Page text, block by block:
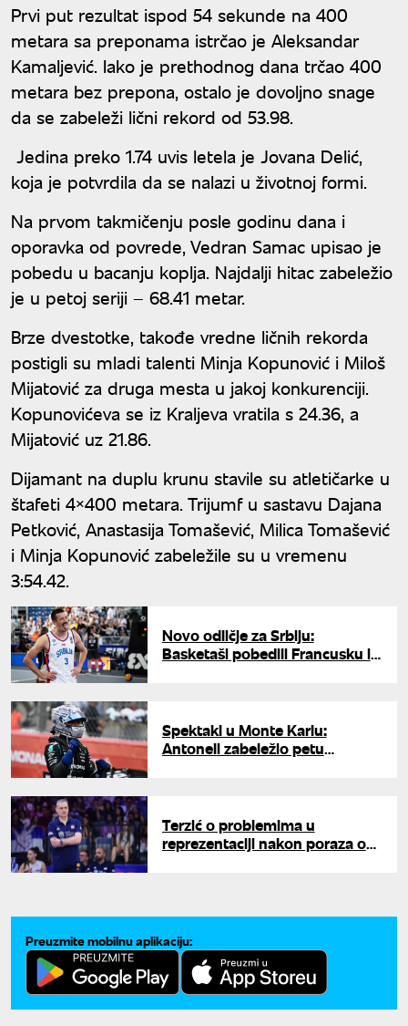
Prvi put rezultat ispod 54 sekunde na 400
metara sa preponama istrčao je Aleksandar
Kamaljević. Iako je prethodnog dana trčao 400
metara bez prepona, ostalo je dovoljno snage
da se zabeleži lični rekord od 53.98.
Jedina preko 1.74 uvis letela je Jovana Delić,
koja je potvrdila da se nalazi u životnoj formi.
Na prvom takmičenju posle godinu dana i
oporavka od povrede, Vedran Samac upisao je
pobedu u bacanju koplja. Najdalji hitac zabeležio
je u petoj seriji – 68.41 metar.
Brze dvestotke, takođe vredne ličnih rekorda
postigli su mladi talenti Minja Kopunović i Miloš
Mijatović za druga mesta u jakoj konkurenciji.
Kopunovićeva se iz Kraljeva vratila s 24.36, a
Mijatović uz 21.86.
Dijamant na duplu krunu stavile su atletičarke u
štafeti 4×400 metara. Trijumf u sastavu Dajana
Petković, Anastasija Tomašević, Milica Tomašević
i Minja Kopunović zabeležile su u vremenu
3:54.42.
Novo odličje za Srbiju:
Basketaši pobedili Francusku i
Spektakl u Monte Karlu:
Antoneli zabeležio petu
Terzić o problemima u
reprezentaciji nakon poraza od
Preuzmite mobilnu aplikaciju: